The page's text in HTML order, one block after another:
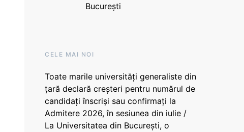
București
CELE MAI NOI
Toate marile universități generaliste din
țară declară creșteri pentru numărul de
candidați înscriși sau confirmați la
Admitere 2026, în sesiunea din iulie /
La Universitatea din București, o